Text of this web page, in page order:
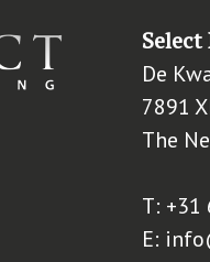
Select
De
7891
The
T: +31
E: